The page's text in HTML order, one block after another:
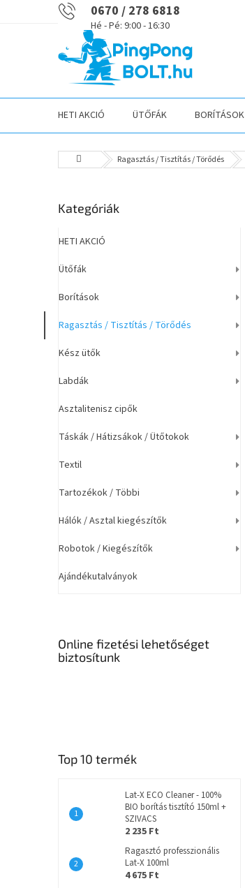
0670 / 278 6818
HETI AKCIÓ ÜTŐFÁK BORÍTÁSOK
KezdőlapRagasztás / Tisztítás / Törődés
l
a
s
p
a
e
Kategóriák
Kategóriák
HETI AKCIÓ
Ütőfák
Borítások
Ragasztás / Tisztítás / Törődés
Kész ütők
Labdák
Asztalitenisz cipők
Táskák / Hátizsákok / Ütőtokok
Textil
Tartozékok / Többi
Hálók / Asztal kiegészítők
Robotok / Kiegészítők
Ajándékutalványok
Online fizetési lehetőséget
biztosítunk
Top 10 termék
Lat-X ECO Cleaner - 100%
BIO borítás tisztító 150ml +
SZIVACS
2 235 Ft
Ragasztó professzionális
Lat-X 100ml
4 675 Ft